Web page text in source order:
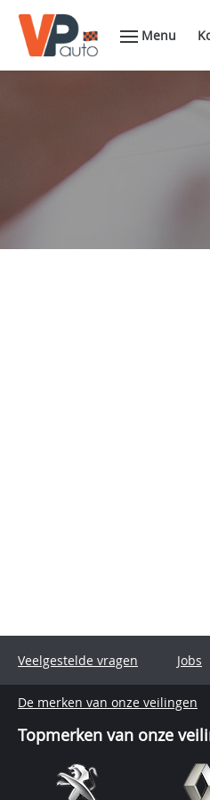
Menu
Veelgestelde vragen Jobs
De merken van onze veilingen
Topmerken van onze